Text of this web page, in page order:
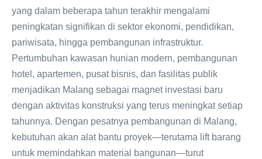
yang dalam beberapa tahun terakhir mengalami
peningkatan signifikan di sektor ekonomi, pendidikan,
pariwisata, hingga pembangunan infrastruktur.
Pertumbuhan kawasan hunian modern, pembangunan
hotel, apartemen, pusat bisnis, dan fasilitas publik
menjadikan Malang sebagai magnet investasi baru
dengan aktivitas konstruksi yang terus meningkat setiap
tahunnya. Dengan pesatnya pembangunan di Malang,
kebutuhan akan alat bantu proyek—terutama lift barang
untuk memindahkan material bangunan—turut